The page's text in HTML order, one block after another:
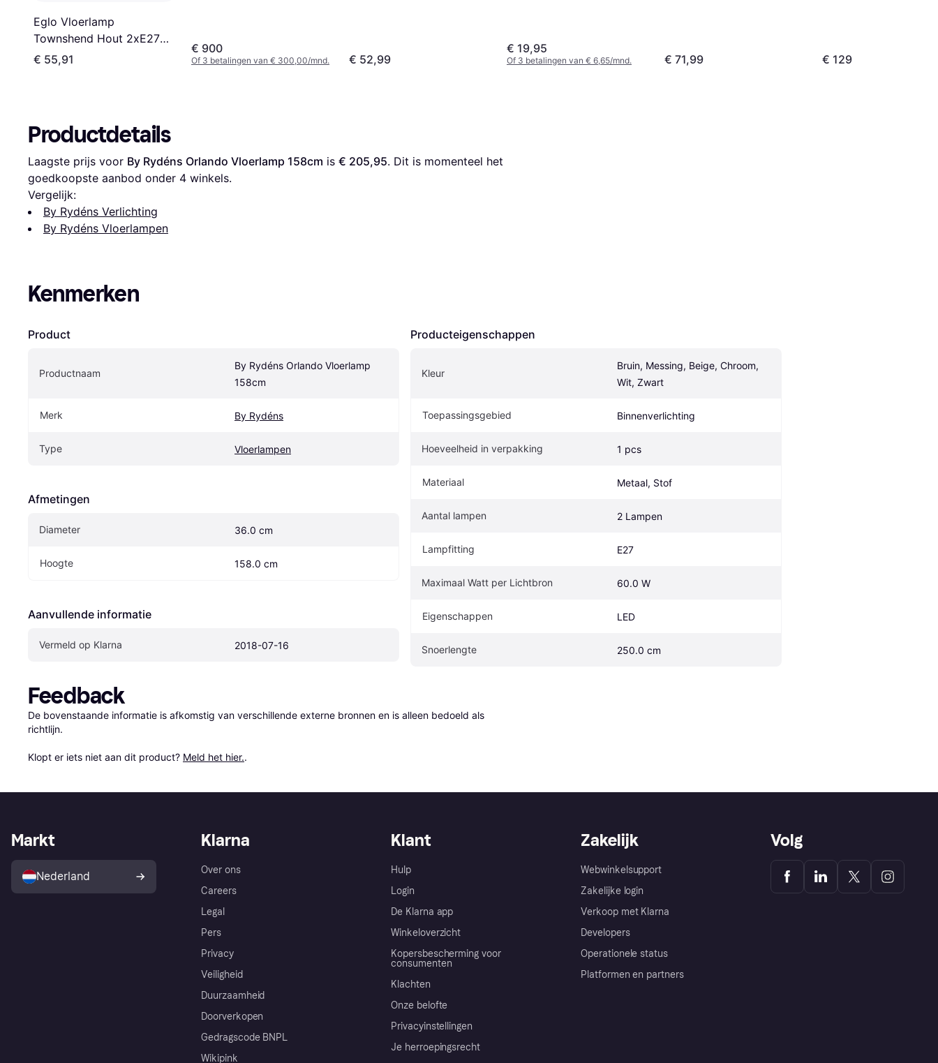
Eglo Vloerlamp
Townshend Hout 2xE27
Vloerlamp
€ 55,91
€ 900
Of 3 betalingen van € 300,00/mnd. € 52,99
€ 19,95
Of 3 betalingen van € 6,65/mnd. € 71,99 € 129
Productdetails
Laagste prijs voor By Rydéns Orlando Vloerlamp 158cm is € 205,95. Dit is momenteel het
goedkoopste aanbod onder 4 winkels.
Vergelijk:
By Rydéns Verlichting
By Rydéns Vloerlampen
Kenmerken
Product
Productnaam
By Rydéns Orlando Vloerlamp
158cm
Merk By Rydéns
Type Vloerlampen
Afmetingen
Diameter 36.0 cm
Hoogte 158.0 cm
Aanvullende informatie
Vermeld op Klarna 2018-07-16
Producteigenschappen
Kleur
Bruin, Messing, Beige, Chroom,
Wit, Zwart
Toepassingsgebied Binnenverlichting
Hoeveelheid in verpakking 1 pcs
Materiaal Metaal, Stof
Aantal lampen 2 Lampen
Lampfitting E27
Maximaal Watt per Lichtbron 60.0 W
Eigenschappen LED
Snoerlengte 250.0 cm
Feedback
De bovenstaande informatie is afkomstig van verschillende externe bronnen en is alleen bedoeld als
richtlijn.
Klopt er iets niet aan dit product? Meld het hier..
Klarna
Over ons
Careers
Legal
Pers
Privacy
Veiligheid
Duurzaamheid
Doorverkopen
Gedragscode BNPL
Wikipink
Klant
Hulp
Login
De Klarna app
Winkeloverzicht
Kopersbescherming voor
consumenten
Klachten
Onze belofte
Privacyinstellingen
Je herroepingsrecht
Zakelijk
Webwinkelsupport
Zakelijke login
Verkoop met Klarna
Developers
Operationele status
Platformen en partners
Markt
Nederland
Volg